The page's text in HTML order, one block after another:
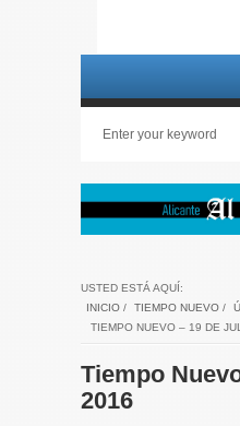
USTED ESTÁ AQUÍ:
INICIO / TIEMPO NUEVO /
TIEMPO NUEVO – 19 DE
Tiempo
2016